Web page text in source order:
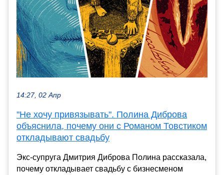
14:27, 02 Апр
"Не хочу привязывать". Полина Диброва
объяснила, почему они с Романом Товстиком
откладывают свадьбу
Экс-супруга Дмитрия Диброва Полина рассказала,
почему откладывает свадьбу с бизнесменом